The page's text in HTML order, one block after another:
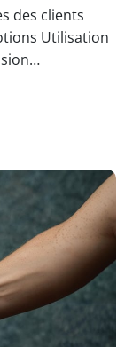
des clients
Utilisation